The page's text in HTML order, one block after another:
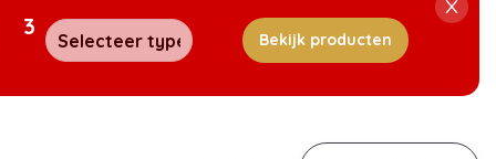
3 Bekijk producten